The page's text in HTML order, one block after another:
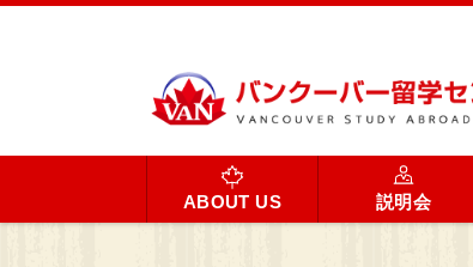
ABOUT US 説明会